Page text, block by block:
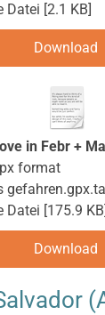
Datei 2.1 KB
Download
in Febr +
format
Datei 175.9 KB
Download